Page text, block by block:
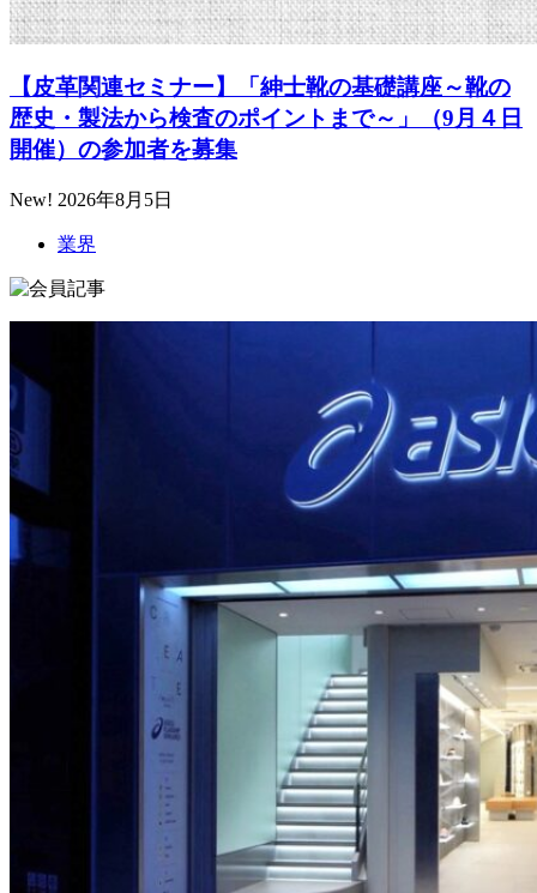
【皮革関連セミナー】「紳士靴の基礎講座～靴の
歴史・製法から検査のポイントまで～」（9月４日
開催）の参加者を募集
New! 2026年8月5日
業界